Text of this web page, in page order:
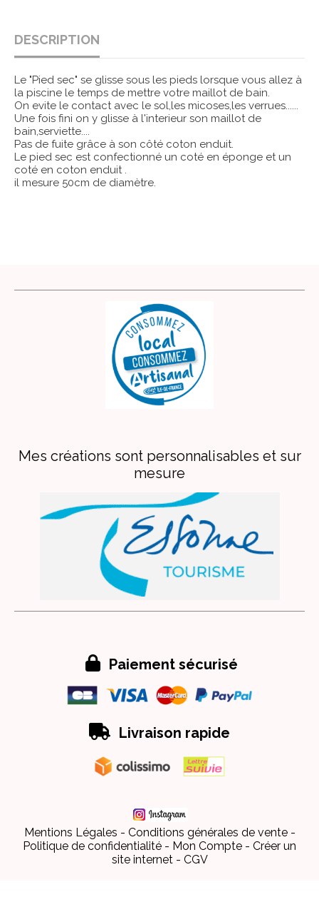
DESCRIPTION
Le "Pied sec" se glisse sous les pieds lorsque vous allez à
la piscine le temps de mettre votre maillot de bain.
On evite le contact avec le sol,les micoses,les verrues......
Une fois fini on y glisse à l'interieur son maillot de
bain,serviette....
Pas de fuite grâce à son côté coton enduit.
Le pied sec est confectionné un coté en éponge et un
coté en coton enduit .
il mesure 50cm de diamètre.
Mes créations sont personnalisables et sur
mesure
 Paiement sécurisé
 Livraison rapide
Mentions Légales
Conditions générales de vente
Politique de confidentialité
Mon Compte
Créer un
site internet
CGV